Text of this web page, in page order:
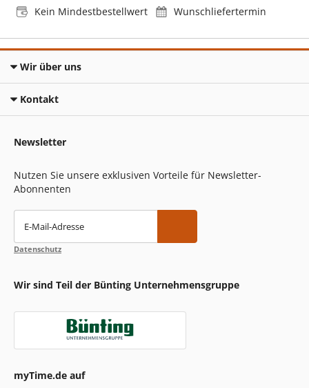
Kein Mindestbestellwert
Wunschliefertermin
Wir über uns
Kontakt
Newsletter
Nutzen Sie unsere exklusiven Vorteile für Newsletter-
Abonnenten
E-Mail-Adresse
Datenschutz
Wir sind Teil der Bünting Unternehmensgruppe
myTime.de auf